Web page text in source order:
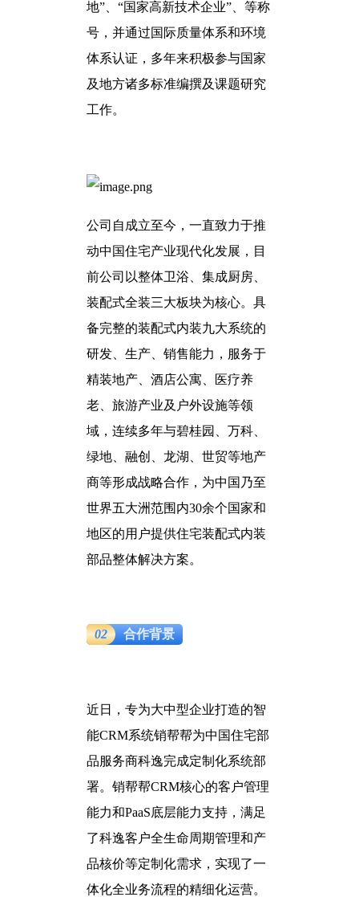
地”、“国家高新技术企业”、等称
号，并通过国际质量体系和环境
体系认证，多年来积极参与国家
及地方诸多标准编撰及课题研究
工作。
公司自成立至今，一直致力于推
动中国住宅产业现代化发展，目
前公司以整体卫浴、集成厨房、
装配式全装三大板块为核心。具
备完整的装配式内装九大系统的
研发、生产、销售能力，服务于
精装地产、酒店公寓、医疗养
老、旅游产业及户外设施等领
域，连续多年与碧桂园、万科、
绿地、融创、龙湖、世贸等地产
商等形成战略合作，为中国乃至
世界五大洲范围内30余个国家和
地区的用户提供住宅装配式内装
部品整体解决方案。
02 合作背景
近日，专为大中型企业打造的智
能CRM系统销帮帮为中国住宅部
品服务商科逸完成定制化系统部
署。销帮帮CRM核心的客户管理
能力和PaaS底层能力支持，满足
了科逸客户全生命周期管理和产
品核价等定制化需求，实现了一
体化全业务流程的精细化运营。